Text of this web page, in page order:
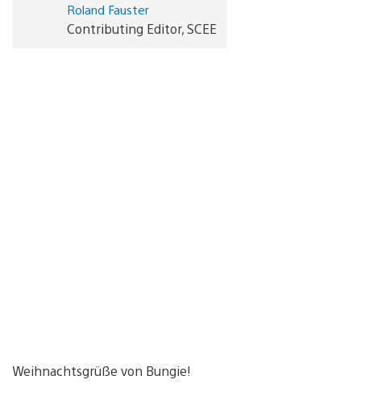
Roland Fauster
Contributing Editor, SCEE
Weihnachtsgrüße von Bungie!